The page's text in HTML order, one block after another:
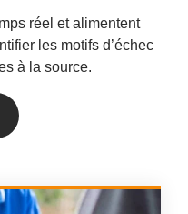
réel et alimentent
les motifs d’échec
à la source.